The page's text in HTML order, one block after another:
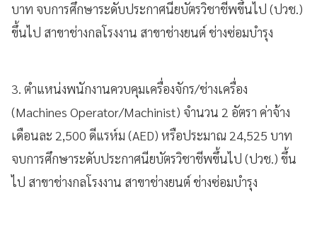
บาท จบการศึกษาระดับประกาศนียบัตรวิชาชีพขึ้นไป (ปวช.)
ขึ้นไป สาขาช่างกลโรงงาน สาขาช่างยนต์ ช่างซ่อมบำรุง
3. ตำแหน่งพนักงานควบคุมเครื่องจักร/ช่างเครื่อง
(Machines Operator/Machinist) จำนวน 2 อัตรา ค่าจ้าง
เดือนละ 2,500 ดีแรห์ม (AED) หรือประมาณ 24,525 บาท
จบการศึกษาระดับประกาศนียบัตรวิชาชีพขึ้นไป (ปวช.) ขึ้น
ไป สาขาช่างกลโรงงาน สาขาช่างยนต์ ช่างซ่อมบำรุง